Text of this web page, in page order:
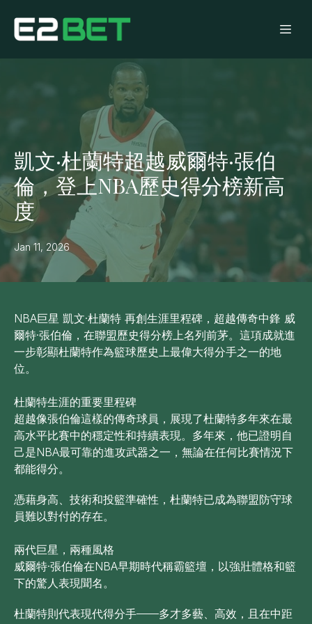
凱文·杜蘭特超越威爾特·張伯
倫，登上NBA歷史得分榜新高
度
Jan 11, 2026
NBA巨星 凱文·杜蘭特 再創生涯里程碑，超越傳奇中鋒 威
爾特·張伯倫，在聯盟歷史得分榜上名列前茅。這項成就進
一步彰顯杜蘭特作為籃球歷史上最偉大得分手之一的地
位。
杜蘭特生涯的重要里程碑
超越像張伯倫這樣的傳奇球員，展現了杜蘭特多年來在最
高水平比賽中的穩定性和持續表現。多年來，他已證明自
己是NBA最可靠的進攻武器之一，無論在任何比賽情況下
都能得分。
憑藉身高、技術和投籃準確性，杜蘭特已成為聯盟防守球
員難以對付的存在。
兩代巨星，兩種風格
威爾特·張伯倫在NBA早期時代稱霸籃壇，以強壯體格和籃
下的驚人表現聞名。
杜蘭特則代表現代得分手——多才多藝、高效，且在中距